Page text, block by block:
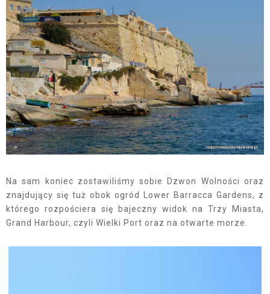
Na sam koniec zostawiliśmy sobie Dzwon Wolności oraz
znajdujący się tuż obok ogród Lower Barracca Gardens, z
którego rozpościera się bajeczny widok na Trzy Miasta,
Grand Harbour, czyli Wielki Port oraz na otwarte morze.